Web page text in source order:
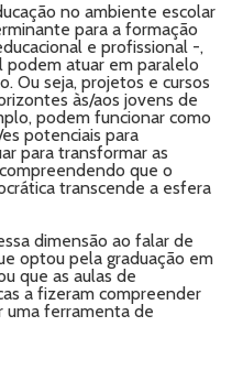
no ambiente escolar
para a formação
e profissional -,
podem atuar em paralelo
Ou seja, projetos e cursos
às/aos jovens de
podem funcionar como
potenciais para
para transformar as
que o
transcende a esfera
dimensão ao falar de
optou pela graduação em
que as aulas de
a fizeram compreender
uma ferramenta de